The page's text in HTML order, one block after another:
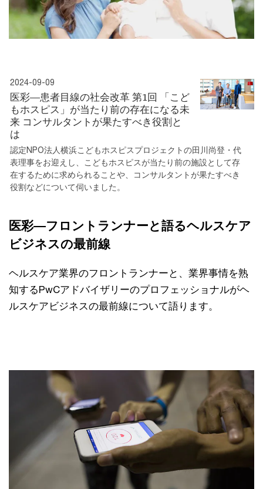
2024-09-09
医彩―患者目線の社会改革 第1回 「こど
もホスピス」が当たり前の存在になる未
来 コンサルタントが果たすべき役割と
は
認定NPO法人横浜こどもホスピスプロジェクトの田川尚登・代
表理事をお迎えし、こどもホスピスが当たり前の施設として存
在するために求められることや、コンサルタントが果たすべき
役割などについて伺いました。
医彩―フロントランナーと語るヘルスケア
ビジネスの最前線
ヘルスケア業界のフロントランナーと、業界事情を熟
知するPwCアドバイザリーのプロフェッショナルがヘ
ルスケアビジネスの最前線について語ります。